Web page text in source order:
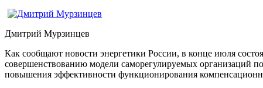
Дмитрий Мурзинцев
Как сообщают новости энергетики России, в конце июля
совершенствованию модели саморегулируемых организаций
повышения эффективности функционирования